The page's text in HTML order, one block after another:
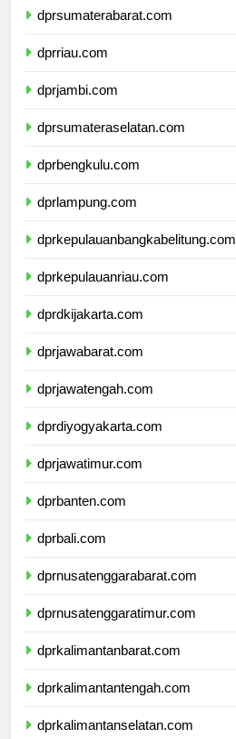
dprsumaterabarat.com
dprriau.com
dprjambi.com
dprsumateraselatan.com
dprbengkulu.com
dprlampung.com
dprkepulauanbangkabelitung.com
dprkepulauanriau.com
dprdkijakarta.com
dprjawabarat.com
dprjawatengah.com
dprdiyogyakarta.com
dprjawatimur.com
dprbanten.com
dprbali.com
dprnusatenggarabarat.com
dprnusatenggaratimur.com
dprkalimantanbarat.com
dprkalimantantengah.com
dprkalimantanselatan.com